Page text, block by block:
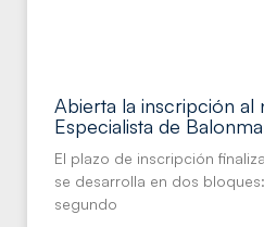
Abierta la inscripción al
Especialista de
El plazo de inscripción
se desarrolla en dos
segundo